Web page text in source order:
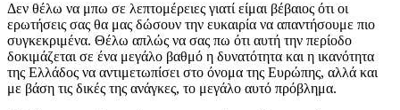
Δεν θέλω να μπω σε λεπτομέρειες γιατί είμαι βέβαιος ότι οι
ερωτήσεις σας θα μας δώσουν την ευκαιρία να απαντήσουμε πιο
συγκεκριμένα. Θέλω απλώς να σας πω ότι αυτή την περίοδο
δοκιμάζεται σε ένα μεγάλο βαθμό η δυνατότητα και η ικανότητα
της Ελλάδος να αντιμετωπίσει στο όνομα της Ευρώπης, αλλά και
με βάση τις δικές της ανάγκες, το μεγάλο αυτό πρόβλημα.